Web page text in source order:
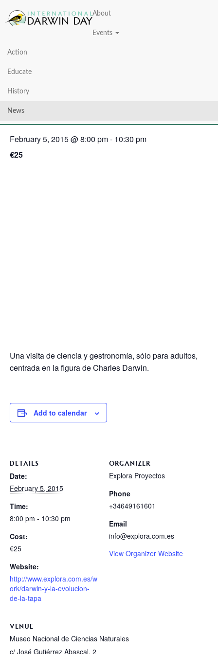
About
Events
Action
Educate
History
News
Darwin y la evolución de la tapa
February 5, 2015 @ 8:00 pm- 10:30 pm
€25
Una visita de ciencia y gestronomía, sólo para adultos,
centrada en la figura de Charles Darwin.
Add to calendar
DETAILS
Date:
February 5, 2015
Time:
8:00 pm - 10:30 pm
Cost:
€25
Website:
http://www.explora.com.es/w
ork/darwin-y-la-evolucion-
de-la-tapa
VENUE
Museo Nacional de Ciencias Naturales
c/ José Gutiérrez Abascal, 2
ORGANIZER
Explora Proyectos
Phone
+34649161601
Email
info@explora.com.es
View Organizer Website